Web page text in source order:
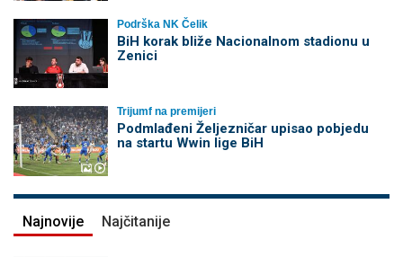
Podrška NK Čelik
BiH korak bliže Nacionalnom stadionu u
Zenici
Trijumf na premijeri
Podmlađeni Željezničar upisao pobjedu
na startu Wwin lige BiH
Najnovije Najčitanije